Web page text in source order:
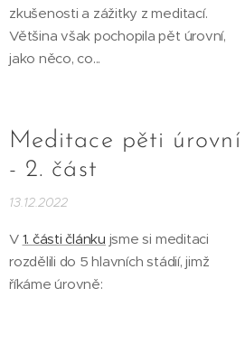
zkušenosti a zážitky z meditací.
Většina však pochopila pět úrovní,
jako něco, co...
Meditace pěti úrovní
- 2. část
13.12.2022
V 1. části článku jsme si meditaci
rozdělili do 5 hlavních stádií, jimž
říkáme úrovně: